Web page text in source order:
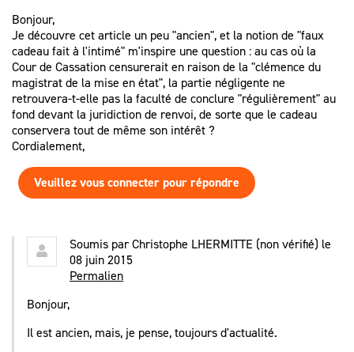
Bonjour,
Je découvre cet article un peu "ancien", et la notion de "faux
cadeau fait à l'intimé" m'inspire une question : au cas où la
Cour de Cassation censurerait en raison de la "clémence du
magistrat de la mise en état", la partie négligente ne
retrouvera-t-elle pas la faculté de conclure "régulièrement" au
fond devant la juridiction de renvoi, de sorte que le cadeau
conservera tout de même son intérêt ?
Cordialement,
Veuillez vous connecter pour répondre
Soumis parChristophe LHERMITTE (non vérifié) le
08 juin 2015
Permalien
Bonjour,
Il est ancien, mais, je pense, toujours d'actualité.